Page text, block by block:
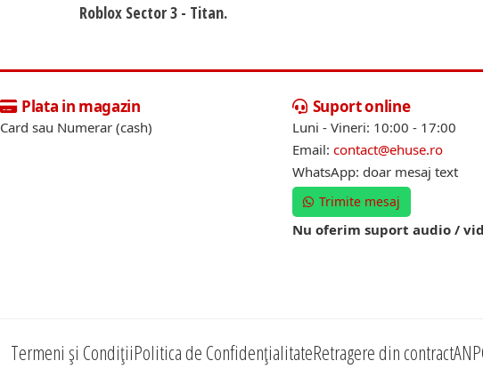
Roblox Sector 3 - Titan.
Plata in magazin
Card sau Numerar (cash)
Suport online
Luni - Vineri: 10:00 - 17:00
Email: contact@ehuse.ro
WhatsApp: doar mesaj text
Trimite mesaj
Nu oferim suport audio /
Termeni și CondițiiPolitica de ConfidențialitateRetragere din contract